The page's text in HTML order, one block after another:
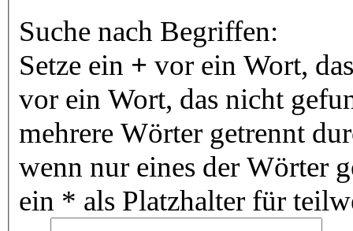
Suche nach Begriffen:
Setze ein + vor ein Wort,
vor ein Wort, das nicht
mehrere Wörter getrennt
wenn nur eines der Wörter
ein * als Platzhalter für